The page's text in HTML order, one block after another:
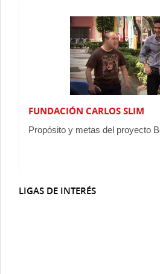
FUNDACIÓN CARLOS SLIM
Propósito y metas del proyecto
LIGAS DE INTERÉS